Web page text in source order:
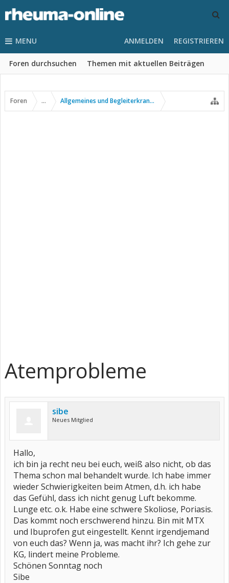
MENU
Foren durchsuchen Themen mit aktuellen Beiträgen
ANMELDEN REGISTRIEREN
Foren ... Allgemeines und Begleiterkrankungen
Atemprobleme
sibe
Neues Mitglied
Hallo,
ich bin ja recht neu bei euch, weiß also nicht, ob das
Thema schon mal behandelt wurde. Ich habe immer
wieder Schwierigkeiten beim Atmen, d.h. ich habe
das Gefühl, dass ich nicht genug Luft bekomme.
Lunge etc. o.k. Habe eine schwere Skoliose, Poriasis.
Das kommt noch erschwerend hinzu. Bin mit MTX
und Ibuprofen gut eingestellt. Kennt irgendjemand
von euch das? Wenn ja, was macht ihr? Ich gehe zur
KG, lindert meine Probleme.
Schönen Sonntag noch
Sibe